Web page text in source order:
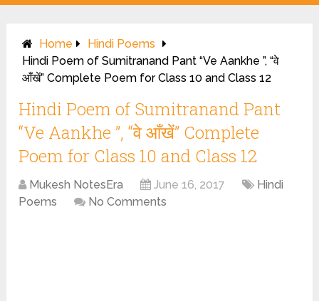
Home
Hindi Poems
Hindi Poem of Sumitranand Pant “Ve Aankhe ”, “वे
आँखें” Complete Poem for Class 10 and Class 12
Hindi Poem of Sumitranand Pant
“Ve Aankhe ”, “वे आँखें” Complete
Poem for Class 10 and Class 12
Mukesh NotesEra June 16, 2017
Hindi
Poems
No Comments